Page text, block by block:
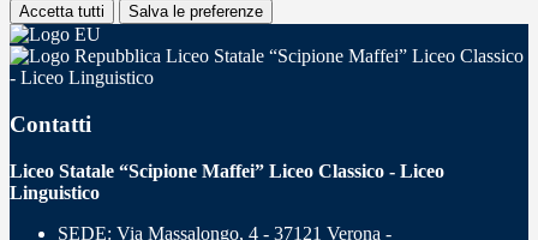
Accetta tutti Salva le preferenze
Liceo Statale “Scipione Maffei” Liceo Classico
- Liceo Linguistico
Contatti
Liceo Statale “Scipione Maffei” Liceo Classico - Liceo
Linguistico
SEDE: Via Massalongo, 4 - 37121 Verona -